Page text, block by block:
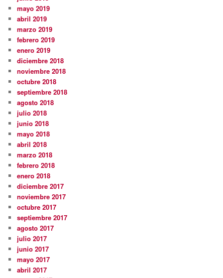
mayo 2019
abril 2019
marzo 2019
febrero 2019
enero 2019
diciembre 2018
noviembre 2018
octubre 2018
septiembre 2018
agosto 2018
julio 2018
junio 2018
mayo 2018
abril 2018
marzo 2018
febrero 2018
enero 2018
diciembre 2017
noviembre 2017
octubre 2017
septiembre 2017
agosto 2017
julio 2017
junio 2017
mayo 2017
abril 2017